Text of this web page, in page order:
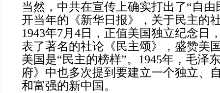
当然，中共在宣传上确实打出了“自由
开当年的《新华日报》，关于民主的
1943年7月4日，正值美国独立纪念日
表了著名的社论《民主颂》，盛赞美
美国是“民主的榜样”。1945年，毛泽
府》中也多次提到要建立一个独立、
和富强的新中国。